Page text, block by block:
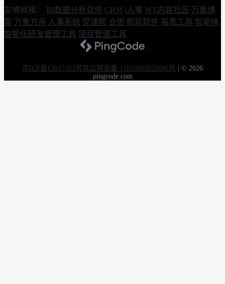
友情链接： BI数据分析软件 CRM i人事 WT内容社区 万象博
客 万象方舟 人事系统 党课帮 合思 帆软软件 报表工具 智能体
智能化研发管理工具 项目管理工具
京ICP备13017353号京公网安备 11010802032686号
© 2026
pingcode.com